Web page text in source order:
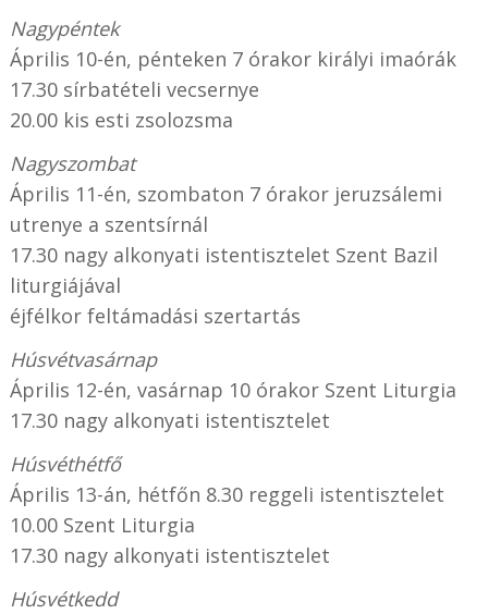
Nagypéntek
Április 10-én, pénteken 7 órakor királyi imaórák
17.30 sírbatételi vecsernye
20.00 kis esti zsolozsma
Nagyszombat
Április 11-én, szombaton 7 órakor jeruzsálemi
utrenye a szentsírnál
17.30 nagy alkonyati istentisztelet Szent Bazil
liturgiájával
éjfélkor feltámadási szertartás
Húsvétvasárnap
Április 12-én, vasárnap 10 órakor Szent Liturgia
17.30 nagy alkonyati istentisztelet
Húsvéthétfő
Április 13-án, hétfőn 8.30 reggeli istentisztelet
10.00 Szent Liturgia
17.30 nagy alkonyati istentisztelet
Húsvétkedd